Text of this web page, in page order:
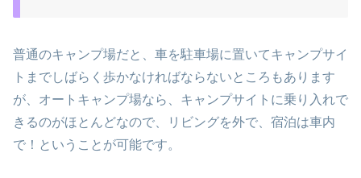
普通のキャンプ場だと、車を駐車場に置いてキャンプサイ
トまでしばらく歩かなければならないところもあります
が、オートキャンプ場なら、キャンプサイトに乗り入れで
きるのがほとんどなので、リビングを外で、宿泊は車内
で！ということが可能です。